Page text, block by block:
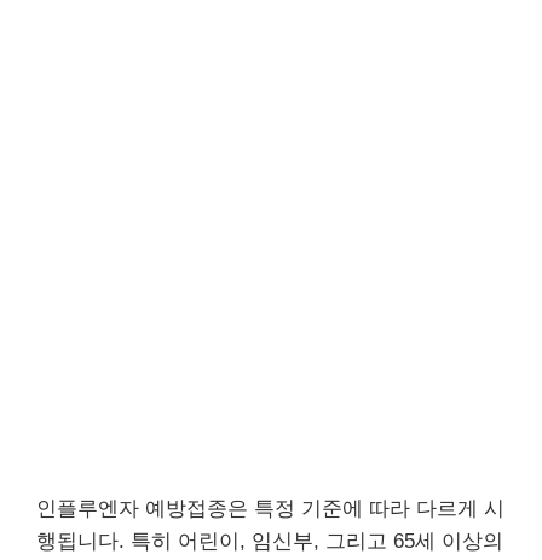
인플루엔자 예방접종은 특정 기준에 따라 다르게 시
행됩니다. 특히 어린이, 임신부, 그리고 65세 이상의